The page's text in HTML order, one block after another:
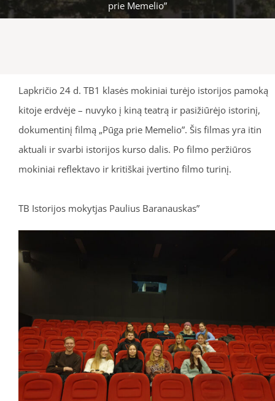
prie Memelio”
Lapkričio 24 d. TB1 klasės mokiniai turėjo istorijos pamoką
kitoje erdvėje – nuvyko į kiną teatrą ir pasižiūrėjo istorinį,
dokumentinį filmą „Pūga prie Memelio”. Šis filmas yra itin
aktuali ir svarbi istorijos kurso dalis. Po filmo peržiūros
mokiniai reflektavo ir kritiškai įvertino filmo turinį.
TB Istorijos mokytjas Paulius Baranauskas”